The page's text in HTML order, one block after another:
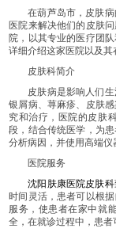
在葫芦岛市，皮肤
医院来解决他们的皮肤
院，以其专业的医疗团
详细介绍这家医院以及其
皮肤科简介
皮肤病是影响人们
银屑病、荨麻疹、皮肤
究和治疗，医院的皮肤
段，结合传统医学，为
分析病因，并使用高端仪
医院服务
沈阳肤康医院皮肤科
时间灵活，患者可以根
服务，使患者在家中就
全，在就诊过程中，患者